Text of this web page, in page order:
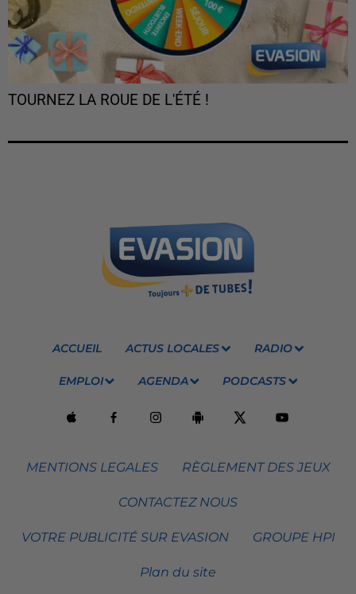
TOURNEZ LA ROUE DE L'ÉTÉ !
ACCUEIL ACTUS LOCALES RADIO
EMPLOI AGENDA PODCASTS
MENTIONS LEGALES RÈGLEMENT DES JEUX
CONTACTEZ NOUS
VOTRE PUBLICITÉ SUR EVASION GROUPE HPI
Plan du site